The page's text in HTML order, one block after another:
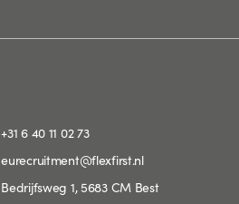
+31 6 40 11 02 73
eurecruitment@flexfirst.nl
Bedrijfsweg 1, 5683 CM Best